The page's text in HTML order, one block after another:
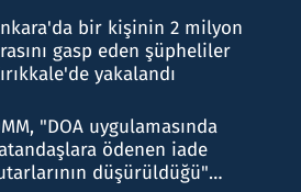
bir kişinin 2 milyon
gasp eden şüpheliler
yakalandı
"DOA uygulamasında
ödenen iade
düşürüldüğü"